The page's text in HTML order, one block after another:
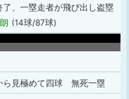
了、一塁走者が飛び出し盗塁
(14球/87球)
ら見極めて四球 無死一塁